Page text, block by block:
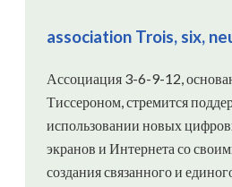
association Trois, six,
Ассоциация 3-6-9-12,
Тиссероном, стремится
использовании новых
экранов и Интернета со
создания связанного и